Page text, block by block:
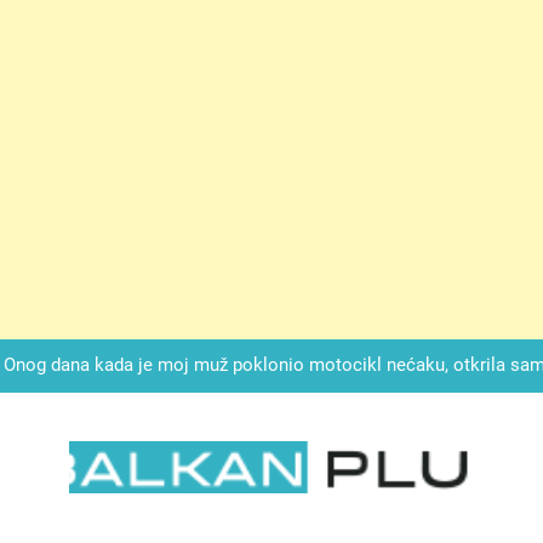
Onog dana kada je moj muž poklonio motocikl nećaku, otkrila
SAM ČAŠU: BIO JE SIN ŽENE ZA KOJU SU
mi je svekrva čupala infuziju i šaptala da umrem kako bi se
nije znala da je ispod zavoja ostao gumb koji je snimao svaku